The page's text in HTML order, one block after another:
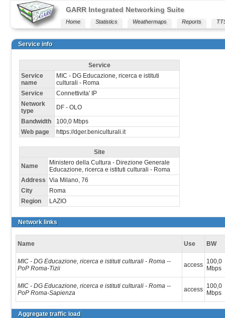
GARR Integrated Networking Suite
Home Statistics Weathermaps Reports
Service info
Service
Service
name
MIC - DG Educazione, ricerca e istituti
culturali - Roma
Service
Connettivita' IP
Network
type
DF - OLO
Bandwidth
100,0 Mbps
Web page
https://dger.beniculturali.it
Site
Name
Ministero della Cultura - Direzione Generale
Educazione, ricerca e istituti culturali - Roma
Address Via Milano, 76
City
Roma
Region
LAZIO
Network links
Name Use BW
MIC - DG Educazione, ricerca e istituti culturali - Roma --
PoP Roma-Tizii
access
100,0
Mbps
MIC - DG Educazione, ricerca e istituti culturali - Roma --
PoP Roma-Sapienza
access
100,0
Mbps
Aggregate traffic load